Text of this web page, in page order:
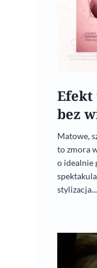
Zimowa
Efekt
bez
Matowe,
to zmora
o idealnie
stylizacja...